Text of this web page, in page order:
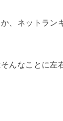
、ネットラン
んなことに左